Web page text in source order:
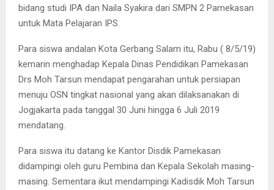
bidang studi IPA dan Naila Syakira dari SMPN 2 Pamekasan
untuk Mata Pelajaran IPS.
Para siswa andalan Kota Gerbang Salam itu, Rabu ( 8/5/19)
kemarin menghadap Kepala Dinas Pendidikan Pamekasan
Drs Moh Tarsun mendapat pengarahan untuk persiapan
menuju OSN tingkat nasional yang akan dilaksanakan di
Jogjakarta pada tanggal 30 Juni hingga 6 Juli 2019
mendatang.
Para siswa itu datang ke Kantor Disdik Pamekasan
didampingi oleh guru Pembina dan Kepala Sekolah masing-
masing. Sementara ikut mendampingi Kadisdik Moh Tarsun